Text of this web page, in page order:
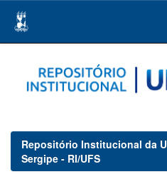
navigation
Repositório Institucional da
Sergipe - RI/UFS